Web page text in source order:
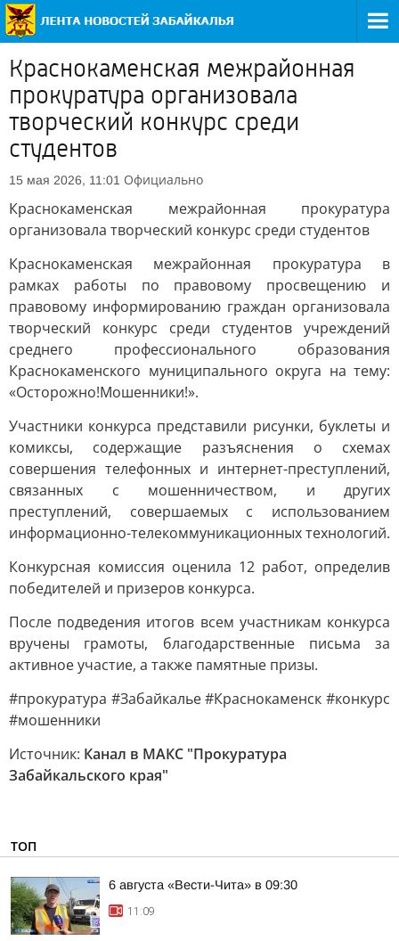
Краснокаменская межрайонная
прокуратура организовала
творческий конкурс среди
студентов
15 мая 2026, 11:01 Официально
Краснокаменская межрайонная прокуратура
организовала творческий конкурс среди студентов
Краснокаменская межрайонная прокуратура в
рамках работы по правовому просвещению и
правовому информированию граждан организовала
творческий конкурс среди студентов учреждений
среднего профессионального образования
Краснокаменского муниципального округа на тему:
«Осторожно!Мошенники!».
Участники конкурса представили рисунки, буклеты и
комиксы, содержащие разъяснения о схемах
совершения телефонных и интернет-преступлений,
связанных с мошенничеством, и других
преступлений, совершаемых с использованием
информационно-телекоммуникационных технологий.
Конкурсная комиссия оценила 12 работ, определив
победителей и призеров конкурса.
После подведения итогов всем участникам конкурса
вручены грамоты, благодарственные письма за
активное участие, а также памятные призы.
#прокуратура #Забайкалье #Краснокаменск #конкурс
#мошенники
Источник: Канал в МАКС "Прокуратура
Забайкальского края"
ТОП
6 августа «Вести-Чита» в 09:30
11:09